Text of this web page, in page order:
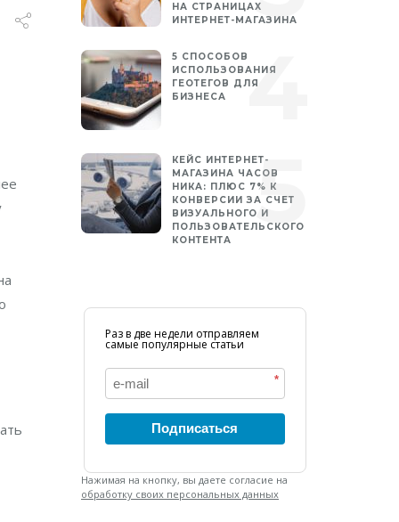
НА СТРАНИЦАХ
ИНТЕРНЕТ-МАГАЗИНА
5 СПОСОБОВ
ИСПОЛЬЗОВАНИЯ
ГЕОТЕГОВ ДЛЯ
БИЗНЕСА
КЕЙС ИНТЕРНЕТ-
МАГАЗИНА ЧАСОВ
НИКА: ПЛЮС 7% К
КОНВЕРСИИ ЗА СЧЕТ
ВИЗУАЛЬНОГО И
ПОЛЬЗОВАТЕЛЬСКОГО
КОНТЕНТА
Раз в две недели отправляем
самые популярные статьи
*
Подписаться
Нажимая на кнопку, вы даете согласие на
обработку своих персональных данных